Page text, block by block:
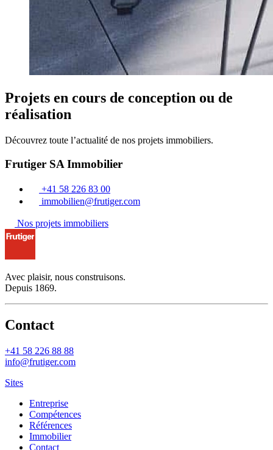
Projets en cours de conception ou de
réalisation
Découvrez toute l’actualité de nos projets immobiliers.
Frutiger SA Immobilier
+41 58 226 83 00
immobilien@frutiger.com
Nos projets immobiliers
Avec plaisir, nous construisons.
Depuis 1869.
Contact
+41 58 226 88 88
info@frutiger.com
Sites
Entreprise
Compétences
Références
Immobilier
Contact